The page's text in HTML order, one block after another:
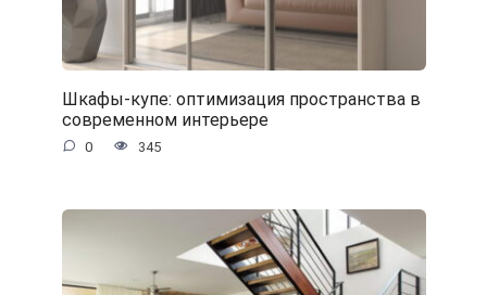
Шкафы-купе: оптимизация пространства в
современном интерьере
0 345